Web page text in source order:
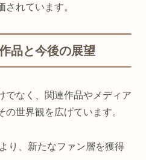
されています。
品と今後の展望
でなく、関連作品やメディア
の世界観を広げています。
り、新たなファン層を獲得